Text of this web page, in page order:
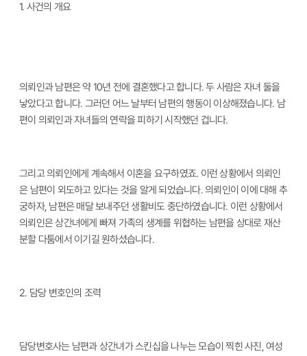
1. 사건의 개요
의뢰인과 남편은 약10년 전에 결혼했다고 합니다.두 사람은 자녀 둘을
낳았다고 합니다. 그러던 어느 날부터 남편의 행동이 이상해졌습니다. 남
편이 의뢰인과 자녀들의 연락을 피하기 시작했던 겁니다.
그리고 의뢰인에게 계속해서 이혼을 요구하였죠. 이런 상황에서 의뢰인
은 남편이 외도하고 있다는 것을 알게 되었습니다.의뢰인이 이에 대해 추
궁하자, 남편은 매달 보내주던 생활비도 중단하였습니다. 이런 상황에서
의뢰인은 상간녀에게 빠져 가족의 생계를 위협하는 남편을 상대로 재산
분할 다툼에서 이기길 원하셨습니다.
2. 담당 변호인의 조력
담당변호사는 남편과 상간녀가 스킨십을 나누는 모습이 찍힌 사진,여성